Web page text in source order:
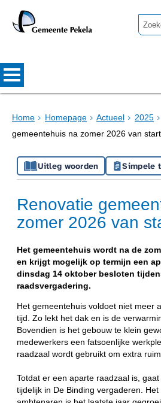
Home Homepage Actueel 2025
gemeentehuis na zomer 2026 van start
Uitleg woorden Simpele
Renovatie
zomer 2026 van
Het gemeentehuis wordt na de
en krijgt mogelijk op termijn een
dinsdag 14 oktober besloten
raadsvergadering.
Het gemeentehuis voldoet niet meer
tijd. Zo lekt het dak en is de
Bovendien is het gebouw te klein
medewerkers een fatsoenlijke
raadzaal wordt gebruikt om extra
Totdat er een aparte raadzaal is,
tijdelijk in De Binding vergaderen.